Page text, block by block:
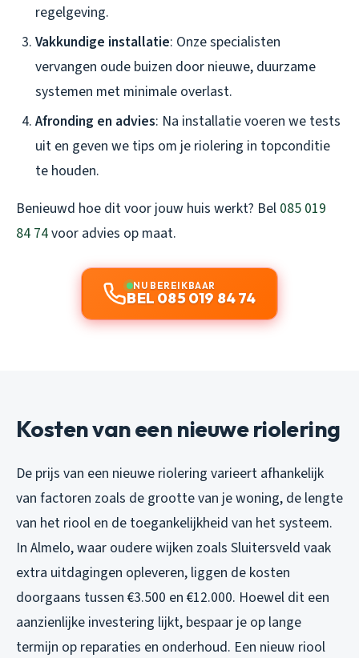
regelgeving.
Vakkundige installatie: Onze specialisten
vervangen oude buizen door nieuwe, duurzame
systemen met minimale overlast.
Afronding en advies: Na installatie voeren we tests
uit en geven we tips om je riolering in topconditie
te houden.
Benieuwd hoe dit voor jouw huis werkt? Bel 085 019
84 74voor advies op maat.
NU BEREIKBAAR
BEL 085 019 84 74
Kosten van een nieuwe riolering
De prijs van een nieuwe riolering varieert afhankelijk
van factoren zoals de grootte van je woning, de lengte
van het riool en de toegankelijkheid van het systeem.
In Almelo, waar oudere wijken zoals Sluitersveld vaak
extra uitdagingen opleveren, liggen de kosten
doorgaans tussen €3.500 en €12.000. Hoewel dit een
aanzienlijke investering lijkt, bespaar je op lange
termijn op reparaties en onderhoud. Een nieuw riool